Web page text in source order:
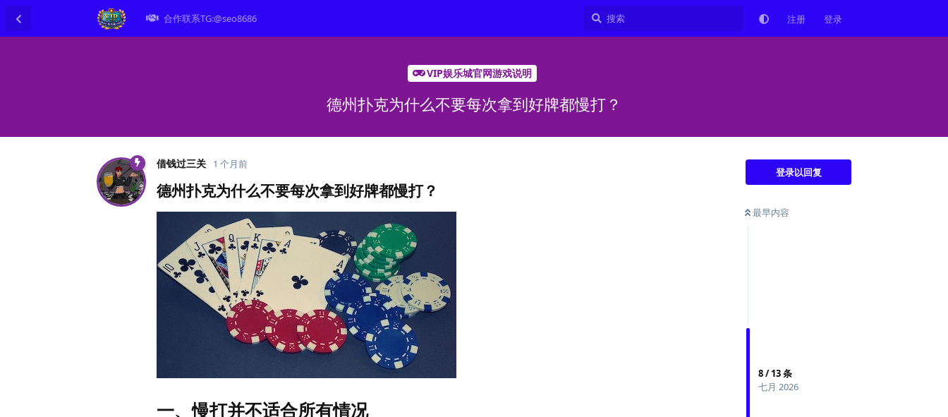
合作联系TG:@seo8686 注册 登录
VIP娱乐城官网游戏说明
德州扑克为什么不要每次拿到好牌都慢打？
登录以回复
最早内容
8/13条
七月 2026
借钱过三关 1 个月前
德州扑克为什么不要每次拿到好牌都慢打？
一、慢打并不适合所有情况